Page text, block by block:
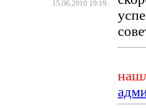
15.06.2010 19:19